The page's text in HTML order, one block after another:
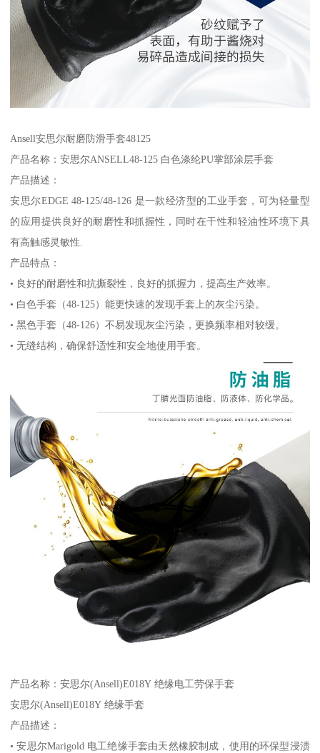
Ansell安思尔耐磨防滑手套48125
产品名称：安思尔ANSELL48-125 白色涤纶PU掌部涂层手套
产品描述：
安思尔EDGE 48-125/48-126 是一款经济型的工业手套，可为轻量型
的应用提供良好的耐磨性和抓握性，同时在干性和轻油性环境下具
有高触感灵敏性.
产品特点：
• 良好的耐磨性和抗撕裂性，良好的抓握力，提高生产效率。
• 白色手套（48-125）能更快速的发现手套上的灰尘污染。
• 黑色手套（48-126）不易发现灰尘污染，更换频率相对较缓。
• 无缝结构，确保舒适性和安全地使用手套。
产品名称：安思尔(Ansell)E018Y 绝缘电工劳保手套
安思尔(Ansell)E018Y 绝缘手套
产品描述：
• 安思尔Marigold 电工绝缘手套由天然橡胶制成，使用的环保型浸渍